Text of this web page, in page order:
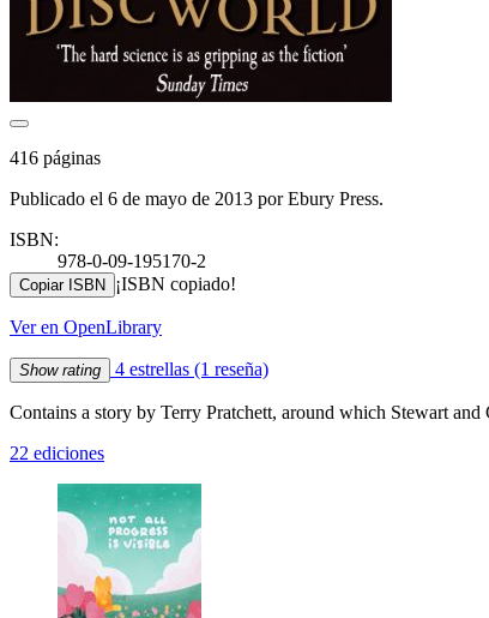
416 páginas
Publicado el 6 de mayo de 2013 por Ebury Press.
ISBN:
978-0-09-195170-2
Copiar ISBN ¡ISBN copiado!
Ver en OpenLibrary
Show rating 4 estrellas (1 reseña)
Contains a story by Terry Pratchett, around which Stewart
22 ediciones